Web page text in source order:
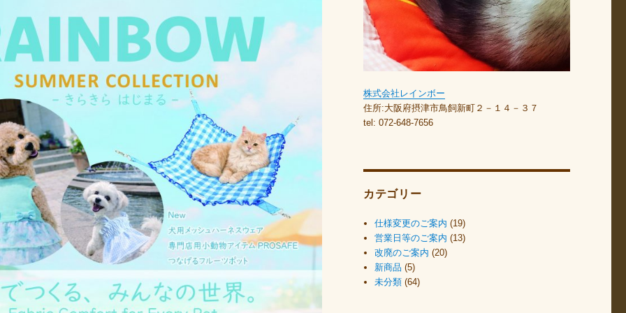
株式会社レインボー
住所:大阪府摂津市鳥飼新町２－１４－３７
tel: 072-648-7656
カテゴリー
仕様変更のご案内 (19)
営業日等のご案内 (13)
改廃のご案内 (20)
新商品 (5)
未分類 (64)